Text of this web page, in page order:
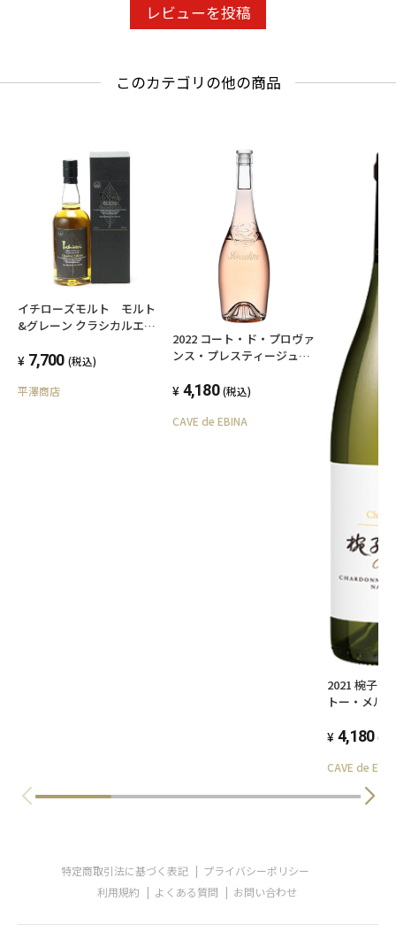
より一層その個性が引き立ちます。
この特別なジンの魅力を最大限に楽しむため
ストレート：茶葉の香りとボタニカルの複雑な
風味をダイレクトに感じる飲み方。
ロック：氷でじっくりと味わうことで、お茶の
余韻を長く楽しめます。
ハイボール：ソーダ割りにすることで、煎茶の
爽やかさが際立ち、夏にぴったりの一杯に。
ジントニック：トニックウォーターの甘さと柑
橘系のアクセントが、お茶の風味と絶妙にマッ
チ。
特に、抹茶や緑茶をアクセントに加えたカクテ
ルにすると、さらに個性的な楽しみ方が広がり
タイプ：ジャパニーズクラフトジン（限定エデ
本商品は数量限定販売のため、売り切れ次第終
デザインや仕様は変更される可能性がありま
す。
--------------------------------------------------------
レビューを投稿
このカテゴリの他の商品
イチローズモルト モルト
&グレーン クラシカルエデ
7,700 (税込)
平澤商店
2022 コート・ド・プロヴァ
ンス・プレスティージュ・
ロズリーヌ
4,180 (税込)
CAVE de EBINA
2021 椀子シ
トー・メル
4,180 (税
CAVE de
特定商取引法に基づく表記
プライバシーポリシー
利用規約
よくある質問 お問い合わせ